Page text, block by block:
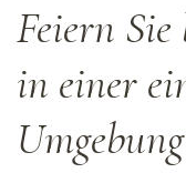
Feiern Sie
in einer
Umgebung